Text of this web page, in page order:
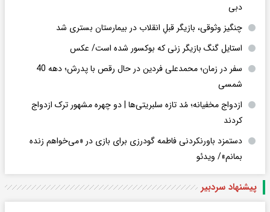
دبی
چنگیز وثوقی، بازیگر قبلِ انقلاب در بیمارستان بستری شد
استایل گنگ بازیگر زنی که بوکسور شده است/ عکس
سفر در زمان؛ محمدعلی فردین در حال رقص با پدرش؛ دهه 40
شمسی
ازدواج مخفیانه؛ مُد تازه سلبریتی‌ها | دو چهره مشهور ترک ازدواج
کردند
دستمزد باورنکردنی فاطمه گودرزی برای بازی در «می‌خواهم زنده
بمانم»/ ویدئو
پیشنهاد سردبیر